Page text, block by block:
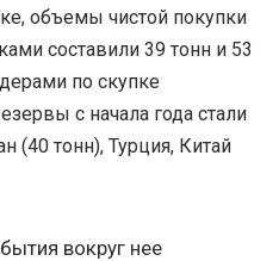
объемы чистой покупки
составили 39 тонн и 53
по скупке
с начала года стали
(40 тонн), Турция, Китай
вокруг нее